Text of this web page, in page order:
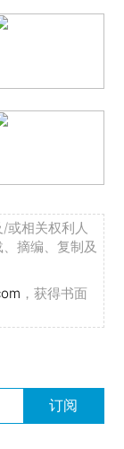
或相关权利人
摘编、复制及
，获得书面
订阅